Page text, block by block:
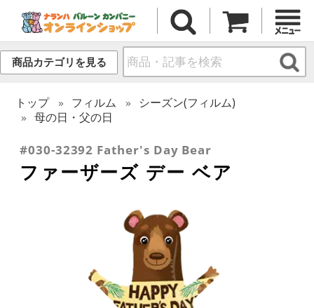
商品カテゴリを見る
トップ フィルム
シーズン(フィルム)
母の日・父の日
#030-32392 Father's Day Bear
ファーザーズ デー ベア